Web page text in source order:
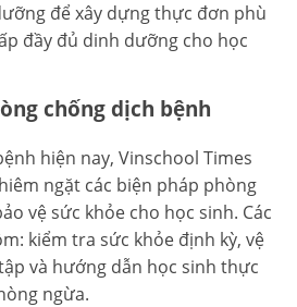
để xây dựng thực đơn phù
đầy đủ dinh dưỡng cho học
chống dịch bệnh
hiện nay, Vinschool Times
ngặt các biện pháp phòng
vệ sức khỏe cho học sinh. Các
kiểm tra sức khỏe định kỳ, vệ
và hướng dẫn học sinh thực
ngừa.